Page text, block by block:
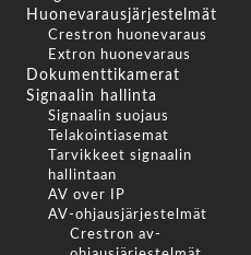
Huonevarausjärjestelmät
Crestron huonevaraus
Extron huonevaraus
Dokumenttikamerat
Signaalin hallinta
Signaalin suojaus
Telakointiasemat
Tarvikkeet signaalin
hallintaan
AV over IP
AV-ohjausjärjestelmät
Crestron av-